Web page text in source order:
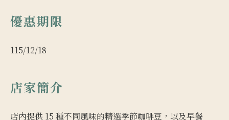
優惠期限
115/12/18
店家簡介
店內提供 15 種不同風味的精選季節咖啡豆，以及早餐